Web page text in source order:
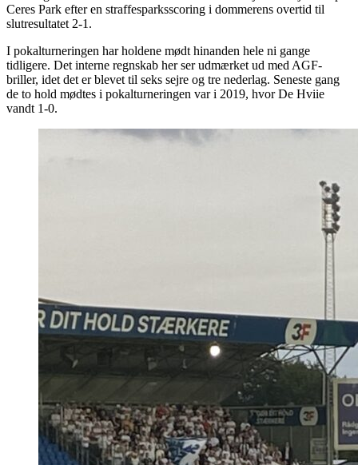
Ceres Park efter en straffesparksscoring i dommerens overtid til
slutresultatet 2-1.
I pokalturneringen har holdene mødt hinanden hele ni gange
tidligere. Det interne regnskab her ser udmærket ud med AGF-
briller, idet det er blevet til seks sejre og tre nederlag. Seneste gang
de to hold mødtes i pokalturneringen var i 2019, hvor De Hviie
vandt 1-0.